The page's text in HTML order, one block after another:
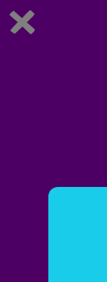
Du
In dieser